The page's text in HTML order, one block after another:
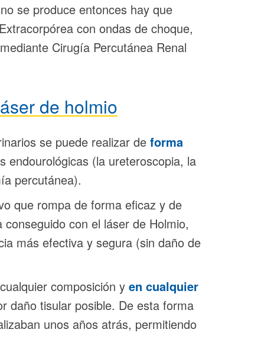
se produce entonces hay que
con ondas de choque,
Cirugía Percutánea Renal
de holmio
se puede realizar de forma
endourológicas (la ureteroscopia, la
percutánea).
que rompa de forma eficaz y de
con el láser de Holmio,
más efectiva y segura (sin daño de
composición yen cualquier
daño tisular posible. De esta forma
unos años atrás, permitiendo